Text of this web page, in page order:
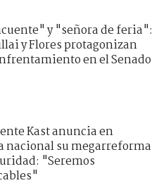
y "señora de feria":
y Flores protagonizan
en el Senado
Kast anuncia en
nacional su megarreforma
"Seremos